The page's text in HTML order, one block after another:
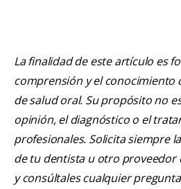
La finalidad de este artículo es
comprensión y el conocimiento
de salud oral. Su propósito no
opinión, el diagnóstico o el
profesionales. Solicita siempre
de tu dentista u otro proveedor
y consúltales cualquier